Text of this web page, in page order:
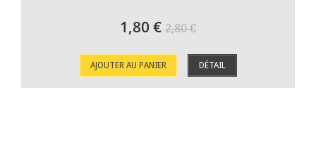
1,80 € 2,80 €
AJOUTER AU PANIER DÉTAIL